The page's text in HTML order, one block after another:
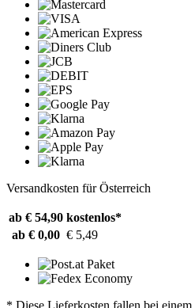
Versandkosten für Österreich
ab € 54,90 kostenlos*
ab € 0,00 € 5,49
* Diese Lieferkosten fallen bei einem